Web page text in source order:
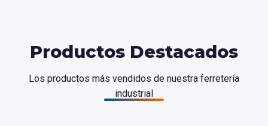
Productos Destacados
Los productos más vendidos de nuestra ferretería
industrial